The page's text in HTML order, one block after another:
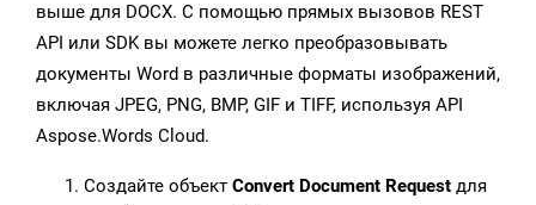
выше для DOCX. С помощью прямых вызовов REST
API или SDK вы можете легко преобразовывать
документы Word в различные форматы изображений,
включая JPEG, PNG, BMP, GIF и TIFF, используя API
Aspose.Words Cloud.
Создайте объект Convert Document Request для